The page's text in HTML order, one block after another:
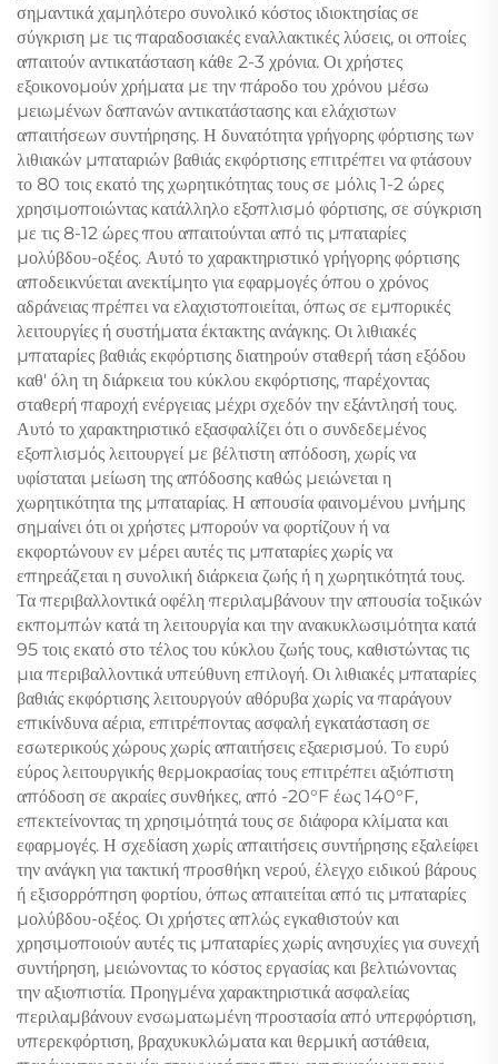
σημαντικά χαμηλότερο συνολικό κόστος ιδιοκτησίας σε
σύγκριση με τις παραδοσιακές εναλλακτικές λύσεις, οι οποίες
απαιτούν αντικατάσταση κάθε 2-3 χρόνια. Οι χρήστες
εξοικονομούν χρήματα με την πάροδο του χρόνου μέσω
μειωμένων δαπανών αντικατάστασης και ελάχιστων
απαιτήσεων συντήρησης. Η δυνατότητα γρήγορης φόρτισης των
λιθιακών μπαταριών βαθιάς εκφόρτισης επιτρέπει να φτάσουν
το 80 τοις εκατό της χωρητικότητας τους σε μόλις 1-2 ώρες
χρησιμοποιώντας κατάλληλο εξοπλισμό φόρτισης, σε σύγκριση
με τις 8-12 ώρες που απαιτούνται από τις μπαταρίες
μολύβδου-οξέος. Αυτό το χαρακτηριστικό γρήγορης φόρτισης
αποδεικνύεται ανεκτίμητο για εφαρμογές όπου ο χρόνος
αδράνειας πρέπει να ελαχιστοποιείται, όπως σε εμπορικές
λειτουργίες ή συστήματα έκτακτης ανάγκης. Οι λιθιακές
μπαταρίες βαθιάς εκφόρτισης διατηρούν σταθερή τάση εξόδου
καθ' όλη τη διάρκεια του κύκλου εκφόρτισης, παρέχοντας
σταθερή παροχή ενέργειας μέχρι σχεδόν την εξάντλησή τους.
Αυτό το χαρακτηριστικό εξασφαλίζει ότι ο συνδεδεμένος
εξοπλισμός λειτουργεί με βέλτιστη απόδοση, χωρίς να
υφίσταται μείωση της απόδοσης καθώς μειώνεται η
χωρητικότητα της μπαταρίας. Η απουσία φαινομένου μνήμης
σημαίνει ότι οι χρήστες μπορούν να φορτίζουν ή να
εκφορτώνουν εν μέρει αυτές τις μπαταρίες χωρίς να
επηρεάζεται η συνολική διάρκεια ζωής ή η χωρητικότητά τους.
Τα περιβαλλοντικά οφέλη περιλαμβάνουν την απουσία τοξικών
εκπομπών κατά τη λειτουργία και την ανακυκλωσιμότητα κατά
95 τοις εκατό στο τέλος του κύκλου ζωής τους, καθιστώντας τις
μια περιβαλλοντικά υπεύθυνη επιλογή. Οι λιθιακές μπαταρίες
βαθιάς εκφόρτισης λειτουργούν αθόρυβα χωρίς να παράγουν
επικίνδυνα αέρια, επιτρέποντας ασφαλή εγκατάσταση σε
εσωτερικούς χώρους χωρίς απαιτήσεις εξαερισμού. Το ευρύ
εύρος λειτουργικής θερμοκρασίας τους επιτρέπει αξιόπιστη
απόδοση σε ακραίες συνθήκες, από -20°F έως 140°F,
επεκτείνοντας τη χρησιμότητά τους σε διάφορα κλίματα και
εφαρμογές. Η σχεδίαση χωρίς απαιτήσεις συντήρησης εξαλείφει
την ανάγκη για τακτική προσθήκη νερού, έλεγχο ειδικού βάρους
ή εξισορρόπηση φορτίου, όπως απαιτείται από τις μπαταρίες
μολύβδου-οξέος. Οι χρήστες απλώς εγκαθιστούν και
χρησιμοποιούν αυτές τις μπαταρίες χωρίς ανησυχίες για συνεχή
συντήρηση, μειώνοντας το κόστος εργασίας και βελτιώνοντας
την αξιοπιστία. Προηγμένα χαρακτηριστικά ασφαλείας
περιλαμβάνουν ενσωματωμένη προστασία από υπερφόρτιση,
υπερεκφόρτιση, βραχυκυκλώματα και θερμική αστάθεια,